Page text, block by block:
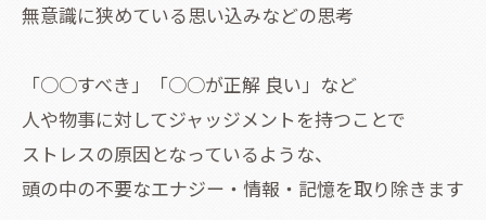
無意識に狭めている思い込みなどの思考
「○○すべき」「○○が正解 良い」など
人や物事に対してジャッジメントを持つことで
ストレスの原因となっているような、
頭の中の不要なエナジー・情報・記憶を取り除きます